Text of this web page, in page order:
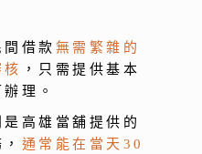
間借款 無需繁雜的
，只需提供基本
理。
是高雄當舖提供的
通常能在當天 30